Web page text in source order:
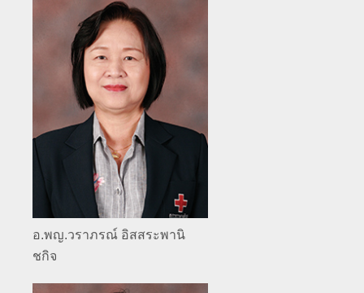
อ.พญ.วราภรณ์ อิสสระพานิ
ชกิจ